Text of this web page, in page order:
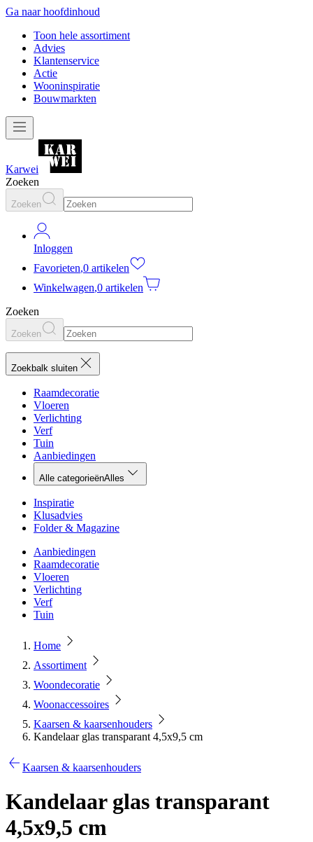
Ga naar hoofdinhoud
Toon hele assortiment
Advies
Klantenservice
Actie
Wooninspiratie
Bouwmarkten
Karwei
Zoeken
Zoeken
Inloggen
Favorieten,0 artikelen
Winkelwagen,0 artikelen
Zoeken
Zoeken
Zoekbalk sluiten
Raamdecoratie
Vloeren
Verlichting
Verf
Tuin
Aanbiedingen
Alle categorieënAlles
Inspiratie
Klusadvies
Folder & Magazine
Aanbiedingen
Raamdecoratie
Vloeren
Verlichting
Verf
Tuin
Home
Assortiment
Woondecoratie
Woonaccessoires
Kaarsen & kaarsenhouders
Kandelaar glas transparant 4,5x9,5 cm
Kaarsen & kaarsenhouders
Kandelaar glas transparant
4,5x9,5 cm